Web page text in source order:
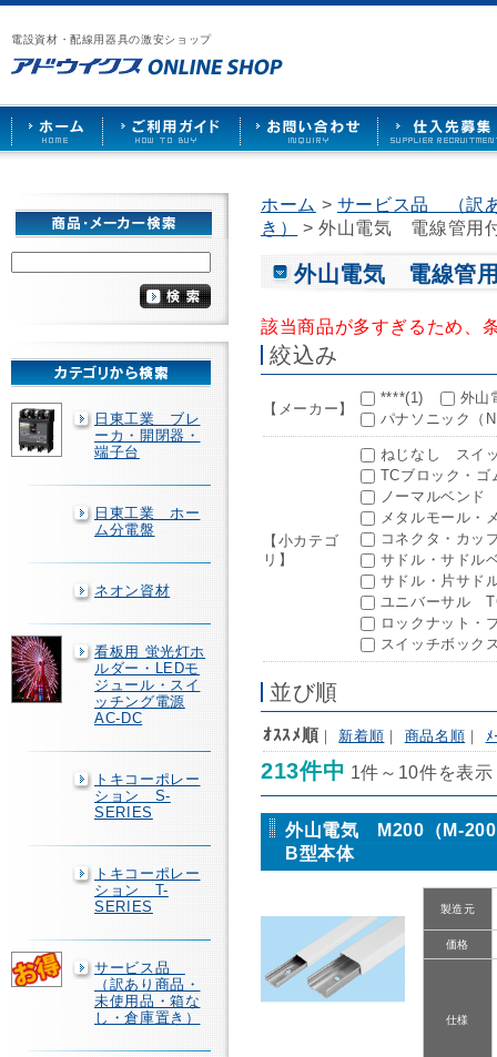
電設資材・配線用器具の激安ショップ
漏
電
ブ
レ
ー
カ
ー
や
照
ケ
ッ
ト
な
で
販
売
ア
ウ
イ
ス
HOME
ご
用
ガ
ド
お
い
合
せ
仕
先
募
日東工業 ブレ
ーカ・開閉器・
端子台
日東工業 ホー
ム分電盤
ネオン資材
看板用 蛍光灯ホ
ルダー・LEDモ
ジュール・スイ
ッチング電源
AC-DC
トキコーポレー
ション S-
SERIES
トキコーポレー
ション T-
SERIES
サービス品
（訳あり商品・
未使用品・箱な
し・倉庫置き）
ホーム > サービス品 （訳
き）
> 外山電気 電線管
外山電気 電線管
該当商品が多すぎるため、
絞込み
【メーカー】
****(1)
外山
パナソニック（
【小カテゴ
リ】
ねじなし スイ
TCブロック・ゴ
ノーマルベン
メタルモール・
コネクタ・カッ
サドル・サドル
サドル・片サド
ユニバーサル
ロックナット・
スイッチボッ
並び順
ｵｽｽﾒ順 ｜ 新着順 ｜ 商品名順 ｜ ﾒ
213件中 1件～10件を表示
外山電気 M200（M-
B型本体
製造元
価格
仕様